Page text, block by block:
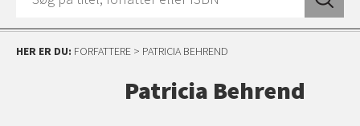
HER ER DU: FORFATTERE > PATRICIA BEHREND
Patricia Behrend